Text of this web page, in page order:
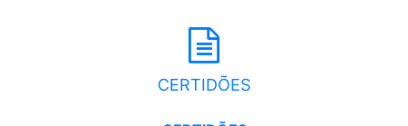
CERTIDÕES